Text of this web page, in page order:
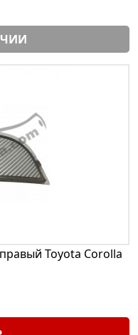
Toyota Corolla